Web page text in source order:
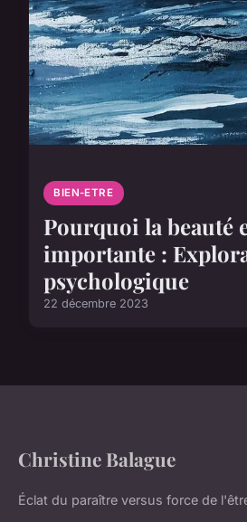
BIEN-ETRE
Pourquoi la beauté
importante :
psychologique
22 décembre 2023
Christine Balague
Éclat du paraître versus force de